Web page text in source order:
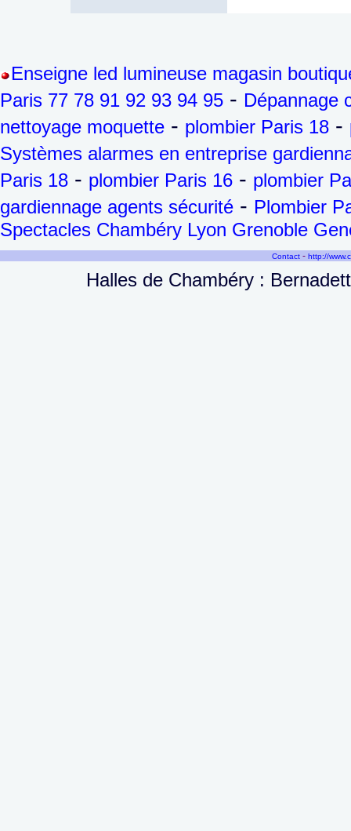
Enseigne led lumineuse magasin
Paris 77 78 91 92 93 94 95 - Dépannage
nettoyage moquette - plombier Paris 18 -
Systèmes alarmes en entreprise
Paris 18 - plombier Paris 16 - plombier
gardiennage agents sécurité - Plombier
Spectacles Chambéry Lyon Grenoble
Contact - http://
Halles de Chambéry :